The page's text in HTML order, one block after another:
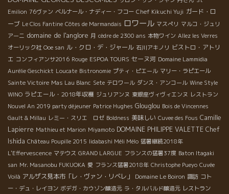
Emilion 76ヴァン ベルナール・ナディー・フコー Chef Kikuchi Yuji ガード・ロ
ーブ Le Clos Fantine Côtes de Marmandais ロワール マスぺリ マルコ・ジュリ
アーニ domaine de l'anglore 月 cèdre de 2300 ans 本物ワイン Allez les Verres
オーリック社 Ooe san ル・クロ・デ・ジャール 石川アキノリ ビストロ・アトリ
エ コンフィアンサ2016 Rouge ESPOA TOURS セーヌ河 Domaine Lammidia
Aurélie Geschickt Loucate Bistronomie プティ・ピエール マリー・ラピエール
Sainte Victoire Mas Lau Blanc Sete テロワール ダンス・アンコール Wine Style
WINO ラピエール・2018年収穫 ジュリアンヌ 東銀座ヴィヴィエンヌ レストラン
Nouvel An 2019 party déjeuner Patrice Hughes Glouglou Bois de Vincennes
Gault & Millau レミー・スリエ ロゼ Boldness 美味しい Cuvee des Fous Camille
Lapierre Mathieu et Marion Miyamoto DOMAINE PHILIPPE VALETTE Chef
Ishida Château Poupille 2015 Iidabashi Méli Mélo 猛暑継続2018年
L'Effervescence マテウス GRAND LARGUE フランスの猛暑37度 Baton Itagaki
san Mr. Masanobu FUKUOKA 愛 フランス猛暑2018年 Christophe Pueyo Cuvée
Voilà アルザス見本市「レ・ヴァン・リベレ」 Domaine Le Boiron 諏訪 コト
ー・デュ・レイヨン ボデガ・カウゾン醸造元 ラ・タルバルド醸造元 レストラン